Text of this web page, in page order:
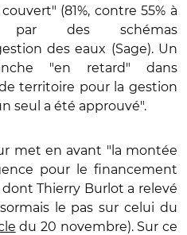
(81%, contre 55% à
par des schémas
des eaux (Sage). Un
"en retard" dans
territoire pour la gestion
seul a été approuvé".
met en avant "la montée
pour le financement
Thierry Burlot a relevé
le pas sur celui du
du 20 novembre). Sur ce